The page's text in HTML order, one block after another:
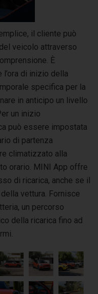
il cliente può
veicolo attraverso
È
di inizio della
specifica per la
in anticipo un livello
un inizio
può essere impostata
di partenza
climatizzato alla
orario. MINI App offre
di ricarica, anche se il
vettura. Fornisce
un percorso
della ricarica fino ad